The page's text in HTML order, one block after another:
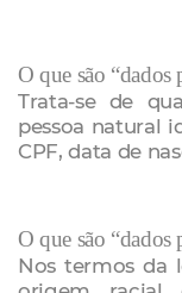
O que são “dados
Trata-se de
pessoa natural
CPF, data de
O que são “dados
Nos termos da